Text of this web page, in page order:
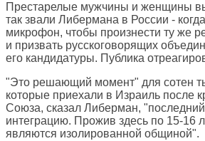
Престарелые мужчины и женщины
так звали Либермана в России -
микрофон, чтобы произнести ту же
и призвать русскоговорящих
его кандидатуры. Публика
"Это решающий момент" для сотен
которые приехали в Израиль после
Союза, сказал Либерман,
интеграцию. Прожив здесь по 15-16
являются изолированной общиной".